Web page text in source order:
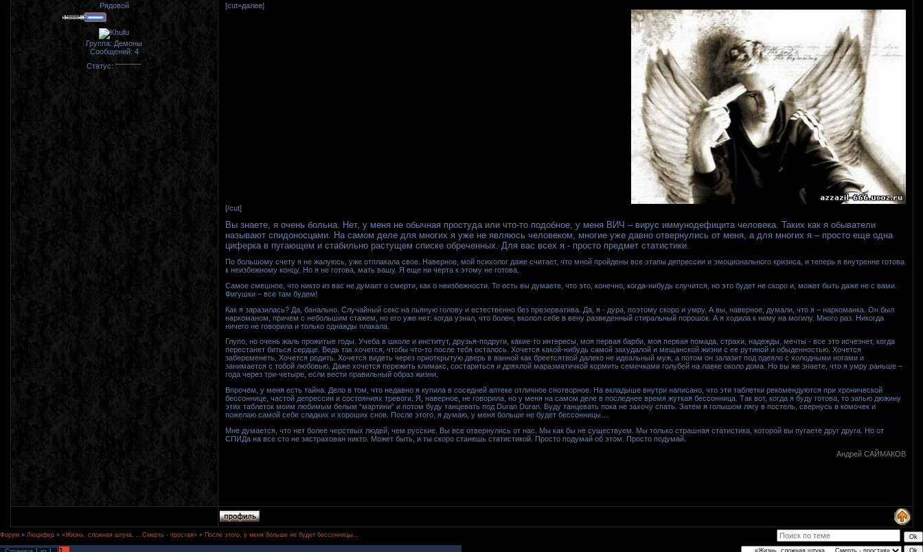
Рядовой
Группа: Демоны
Сообщений: 4
Статус:
[cut=далее]
[/cut]
Вы знаете, я очень больна. Нет, у меня не обычная простуда или что-то подобное, у меня ВИЧ – вирус иммунодефицита человека. Таких как я обыватели
называют спидоносцами. На самом деле для многих я уже не являюсь человеком, многие уже давно отвернулись от меня, а для многих я – просто еще одна
циферка в пугающем и стабильно растущем списке обреченных. Для вас всех я - просто предмет статистики.
По большому счету я не жалуюсь, уже отплакала свое. Наверное, мой психолог даже считает, что мной пройдены все этапы депрессии и эмоционального кризиса, и теперь я внутренне готова
к неизбежному концу. Но я не готова, мать вашу. Я еще ни черта к этому не готова.
Самое смешное, что никто из вас не думает о смерти, как о неизбежности. То есть вы думаете, что это, конечно, когда-нибудь случится, но это будет не скоро и, может быть даже не с вами.
Фигушки – все там будем!
Как я заразилась? Да, банально. Случайный секс на пьяную голову и естественно без презерватива. Да, я - дура, поэтому скоро и умру. А вы, наверное, думали, что я – наркоманка. Он был
наркоманом, причем с небольшим стажем, но его уже нет: когда узнал, что болен, вколол себе в вену разведенный стиральный порошок. А я ходила к нему на могилу. Много раз. Никогда
ничего не говорила и только однажды плакала.
Глупо, но очень жаль прожитые годы. Учеба в школе и институт, друзья-подруги, какие-то интересы, моя первая барби, моя первая помада, страхи, надежды, мечты - все это исчезнет, когда
перестанет биться сердце. Ведь так хочется, чтобы что-то после тебя осталось. Хочется какой-нибудь самой захудалой и мещанской жизни с ее рутиной и обыденностью. Хочется
забеременеть. Хочется родить. Хочется видеть через приоткрытую дверь в ванной как бреетсятвой далеко не идеальный муж, а потом он залазит под одеяло с холодными ногами и
занимается с тобой любовью. Даже хочется пережить климакс, состариться и дряхлой маразматичкой кормить семечками голубей на лавке около дома. Но вы же знаете, что я умру раньше –
года через три-четыре, если вести правильный образ жизни.
Впрочем, у меня есть тайна. Дело в том, что недавно я купила в соседней аптеке отличное снотворное. На вкладыше внутри написано, что эти таблетки рекомендуются при хронической
бессоннице, частой депрессии и состояниях тревоги. Я, наверное, не говорила, но у меня на самом деле в последнее время жуткая бессонница. Так вот, когда я буду готова, то запью дюжину
этих таблеток моим любимым белым “мартини” и потом буду танцевать под Duran Duran. Буду танцевать пока не захочу спать. Затем я голышом лягу в постель, свернусь в комочек и
пожелаю самой себе сладких и хороших снов. После этого, я думаю, у меня больше не будет бессонницы…
Мне думается, что нет более черствых людей, чем русские. Вы все отвернулись от нас. Мы как бы не существуем. Мы только страшная статистика, которой вы пугаете друг друга. Но от
СПИДа на все сто не застрахован никто. Может быть, и ты скоро станешь статистикой. Просто подумай об этом. Просто подумай.
Андрей САЙМАКОВ
Форум » Люцифер » «Жизнь, сложная штука. ...Смерть - простая» » После этого, у меня больше не будет бессонницы…